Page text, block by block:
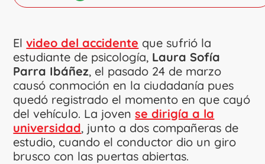
Elvideo del accidente que sufrió la
estudiante de psicología, Laura Sofía
Parra Ibáñez, el pasado 24 de marzo
causó conmoción en la ciudadanía pues
quedó registrado el momento en que cayó
del vehículo. La jovense dirigía a la
universidad, junto a dos compañeras de
estudio, cuando el conductor dio un giro
brusco con las puertas abiertas.